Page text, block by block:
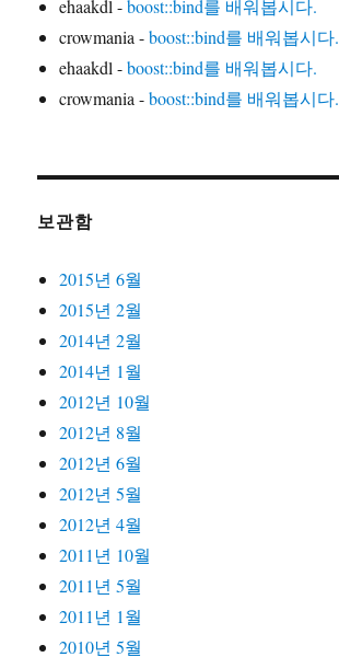
ehaakdl-boost::bind를 배워봅시다.
crowmania-boost::bind를 배워봅시다.
ehaakdl-boost::bind를 배워봅시다.
crowmania-boost::bind를 배워봅시다.
보관함
2015년 6월
2015년 2월
2014년 2월
2014년 1월
2012년 10월
2012년 8월
2012년 6월
2012년 5월
2012년 4월
2011년 10월
2011년 5월
2011년 1월
2010년 5월